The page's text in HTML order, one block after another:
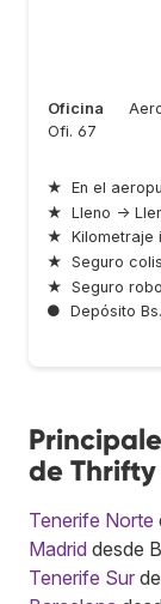
Oficina
Ofi. 67
★ En el
★ Lleno →
★ Kilometraje
★ Seguro
★ Seguro robo
● Depósito
de Thrifty
Tenerife Norte
Madrid desde
Tenerife Sur